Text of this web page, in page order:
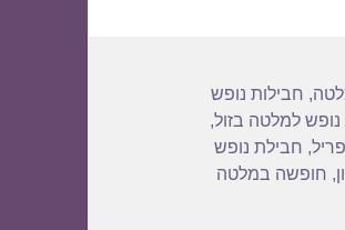
, חבילות נופש
נופש למלטה בזול,
, חבילת נופש
, חופשה במלטה